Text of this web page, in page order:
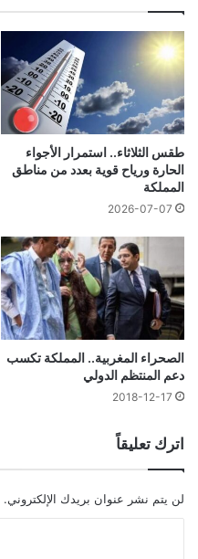
طقس الثلاثاء.. استمرار الأجواء
الحارة ورياح قوية بعدد من مناطق
المملكة
2026-07-07
الصحراء المغربية.. المملكة تكسب
دعم المنتظم الدولي
2018-12-17
اترك تعليقاً
لن يتم نشر عنوان بريدك الإلكتروني.